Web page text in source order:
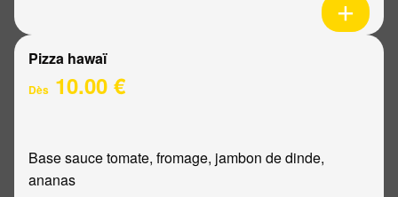
Pizza hawaï
Dès 10.00 €
Base sauce tomate, fromage, jambon de dinde,
ananas